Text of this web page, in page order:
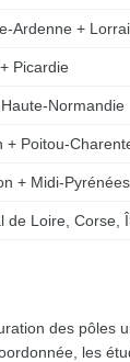
Ardenne +
Picardie
Normandie
+ Poitou-
+ Midi-Pyrénées
de Loire, Corse,
des pôles
les